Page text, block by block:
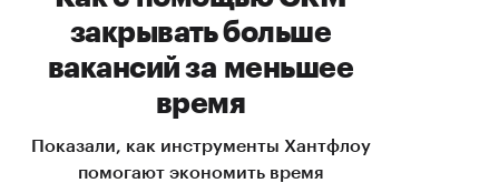
закрывать больше
вакансий за меньшее
время
Показали, как инструменты Хантфлоу
помогают экономить время